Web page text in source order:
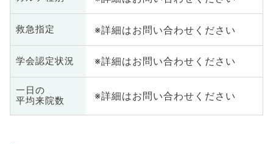
救急指定 ※詳細はお問い合わせください
学会認定状況 ※詳細はお問い合わせください
一日の
平均来院数
※詳細はお問い合わせください